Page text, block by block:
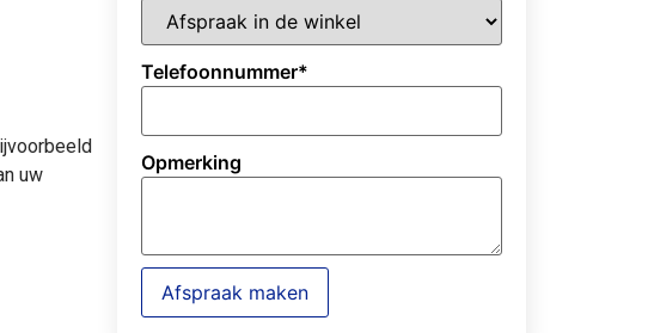
uw
Telefoonnummer*
Opmerking
Afspraak maken